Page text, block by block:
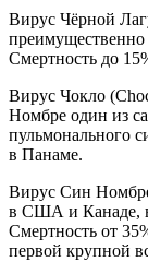
Вирус Чёрной
Смертность до
Вирус Чокло
Номбре один из
пульмонального
в Панаме.
Вирус Син
в США и Канаде,
Смертность от
первой крупной